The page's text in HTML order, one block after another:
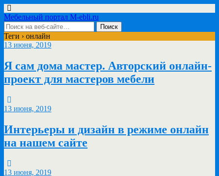
Мебельный портал M-ebli.ru
Теги › онлайн
13 июня, 2019
Я сам дома мастер. Авторский онлайн-
проект для мастеров мебели
13 июня, 2019
Интерьеры и дизайн в режиме онлайн
на нашем сайте
13 июня, 2019